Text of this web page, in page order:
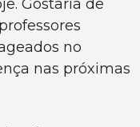
Gostaria de
no
nas próximas